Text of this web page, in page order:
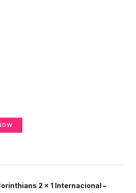
2 x 1 Internacional –